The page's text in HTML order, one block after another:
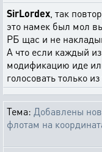
SirLordex , так
это намек был мол
РБ щас и не
А что если каждый
модификацию иде
голосовать только
Тема: Добавлены
флотам на